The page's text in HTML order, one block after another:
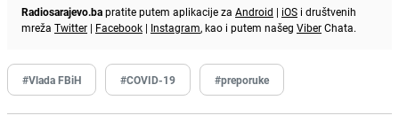
Radiosarajevo.bapratite putem aplikacije za Android | iOS i društvenih
mreža Twitter | Facebook | Instagram, kao i putem našeg ViberChata.
#Vlada FBiH #COVID-19 #preporuke